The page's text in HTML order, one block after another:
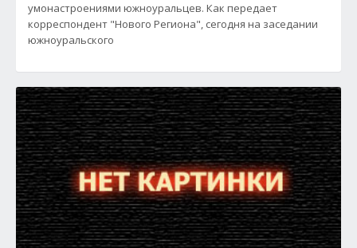
умонастроениями южноуральцев. Как передает
корреспондент "Нового Региона", сегодня на заседании
южноуральского